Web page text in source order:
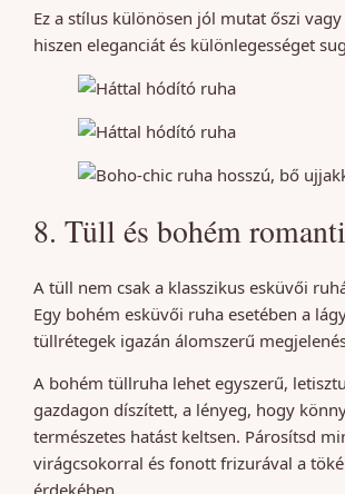
Ez a stílus különösen jól mutat őszi
hiszen eleganciát és különlegességet
8. Tüll és bohém
A tüll nem csak a klasszikus esküvői
Egy bohém esküvői ruha esetében a
tüllrétegek igazán álomszerű
A bohém tüllruha lehet egyszerű,
gazdagon díszített, a lényeg, hogy
természetes hatást keltsen. Párosítsd
virágcsokorral és fonott frizurával a